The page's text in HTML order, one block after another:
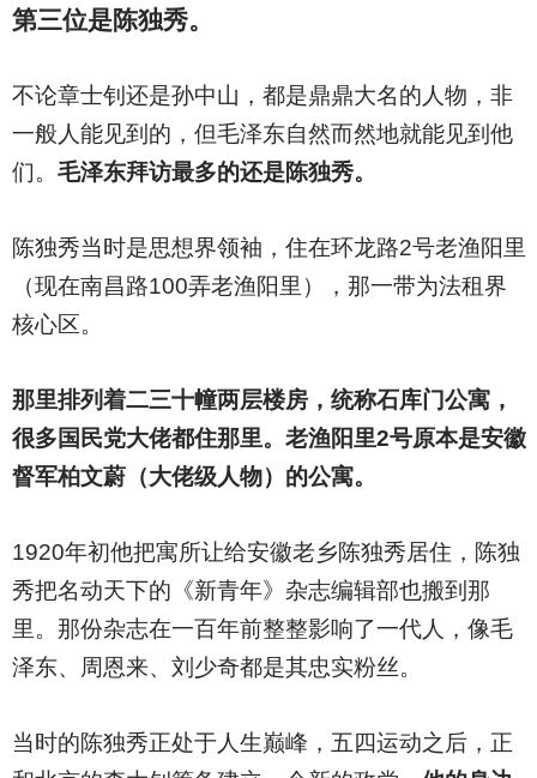
第三位是陈独秀。
不论章士钊还是孙中山，都是鼎鼎大名的人物，非
一般人能见到的，但毛泽东自然而然地就能见到他
们。 毛泽东拜访最多的还是陈独秀。
陈独秀当时是思想界领袖，住在环龙路2号老渔阳里
（现在南昌路100弄老渔阳里），那一带为法租界
核心区。
那里排列着二三十幢两层楼房，统称石库门公寓，
很多国民党大佬都住那里。老渔阳里2号原本是安徽
督军柏文蔚（大佬级人物）的公寓。
1920年初他把寓所让给安徽老乡陈独秀居住，陈独
秀把名动天下的《新青年》杂志编辑部也搬到那
里。那份杂志在一百年前整整影响了一代人，像毛
泽东、周恩来、刘少奇都是其忠实粉丝。
当时的陈独秀正处于人生巅峰，五四运动之后，正